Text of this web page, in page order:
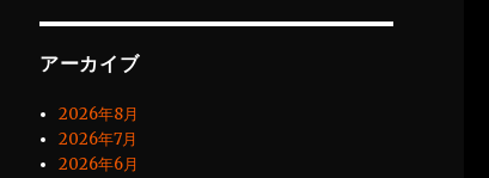
アーカイブ
2026年8月
2026年7月
2026年6月